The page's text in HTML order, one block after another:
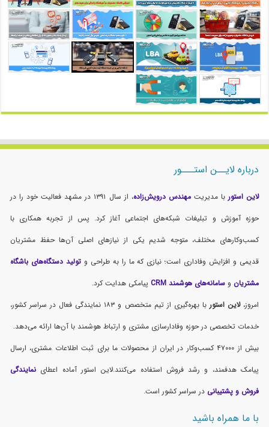
درباره لایــن استـــور
لاین استور با مدیریتمهندس درویش‌زاده
، از سال ۱۳۹۱ در مشهد فعالیت خود را در
حوزه آموزش و تبلیغات شبکه‌های اجتماعی آغاز کرد. پس از تجربه همکاری با
کسب‌وکارهای مختلف، متوجه شدیم یکی از نیازهای اصلی آن‌ها حفظ مشتریان
قدیمی و افزایش وفاداری است؛ نیازی که ما را به طراحی وتولید دستگاه‌های باشگاه
مشتریان وسامانه‌های هوشمند CRM
پیامکی هدایت کرد.
امروز،لاین استور
با بهره‌گیری از تیم متخصص و ۱۸۳ نمایندگی فعال در سراسر کشور،
خدمات تخصصی در حوزه وفادارسازی مشتری و ارتباط هوشمند با آن‌ها ارائه می‌دهد.
بیش از ۴۷۰۰۰ کسب‌وکار در ایران از محصولات ما برای ثبت اطلاعات مشتری، ارسال
پیامک هدفمند، و رشد فروش استفاده می‌کنند.لاین استور آماده اعطای نمایندگی
فروش و پشتیبانی در سراسر کشور است.
با ما همراه باشید